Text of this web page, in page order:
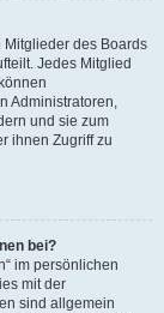
des Boards
Jedes Mitglied
Administratoren,
und sie zum
ihnen Zugriff zu
bei?
im persönlichen
mit der
sind allgemein